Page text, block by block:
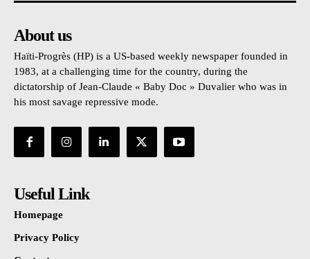
About us
Haïti-Progrès (HP) is a US-based weekly newspaper founded in
1983, at a challenging time for the country, during the
dictatorship of Jean-Claude « Baby Doc » Duvalier who was in
his most savage repressive mode.
Useful Link
Homepage
Privacy Policy